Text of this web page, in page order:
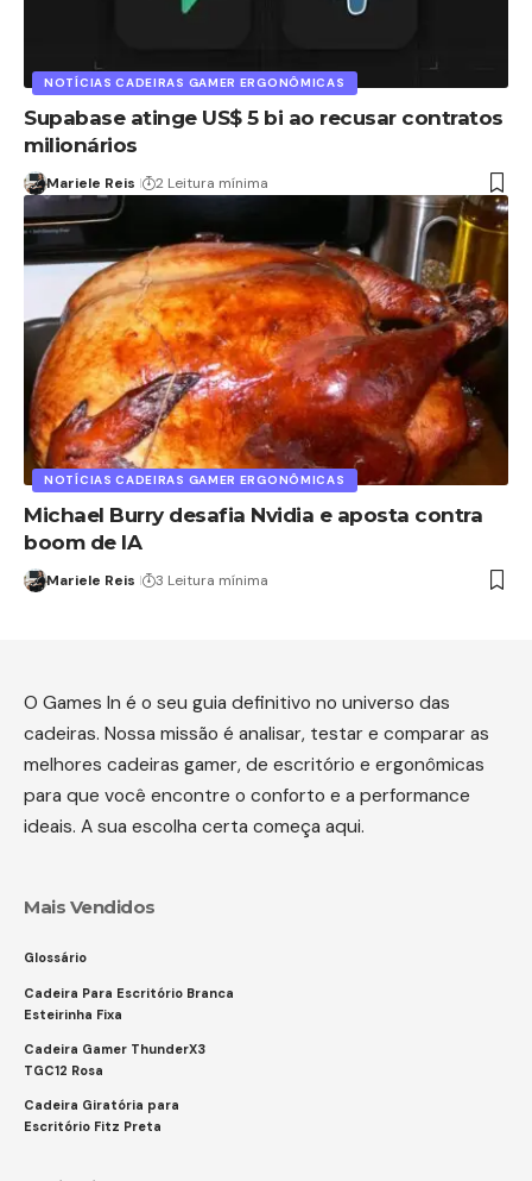
NOTÍCIAS CADEIRAS GAMER ERGONÔMICAS
Supabase atinge US$ 5 bi ao recusar contratos
milionários
Mariele Reis 2 Leitura mínima
NOTÍCIAS CADEIRAS GAMER ERGONÔMICAS
Michael Burry desafia Nvidia e aposta contra
boom de IA
Mariele Reis 3 Leitura mínima
O Games In é o seu guia definitivo no universo das
cadeiras. Nossa missão é analisar, testar e comparar as
melhores cadeiras gamer, de escritório e ergonômicas
para que você encontre o conforto e a performance
ideais. A sua escolha certa começa aqui.
Mais Vendidos
Glossário
Cadeira Para Escritório Branca
Esteirinha Fixa
Cadeira Gamer ThunderX3
TGC12 Rosa
Cadeira Giratória para
Escritório Fitz Preta